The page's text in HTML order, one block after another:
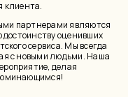
клиента.
партнерами являются
достоинству оценивших
сервиса. Мы всегда
с новыми людьми. Наша
делая